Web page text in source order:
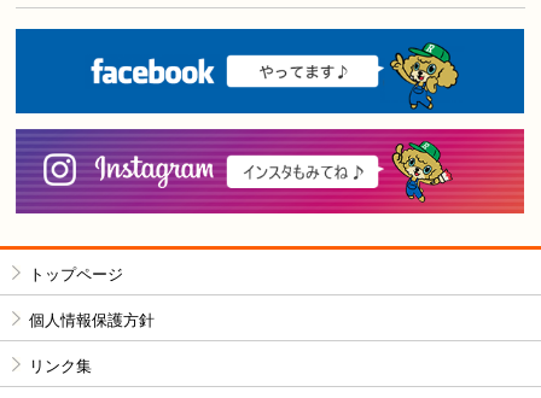
トップページ
個人情報保護方針
リンク集